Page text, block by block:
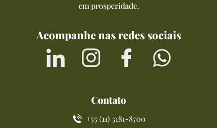
em prosperidade.
Acompanhe nas redes sociais
Contato
+55 (11) 3181-8700